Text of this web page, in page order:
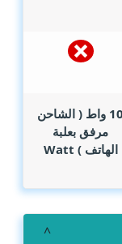
10 واط ( الشاحن
مرفق بعلبة
الهاتف ) Watt